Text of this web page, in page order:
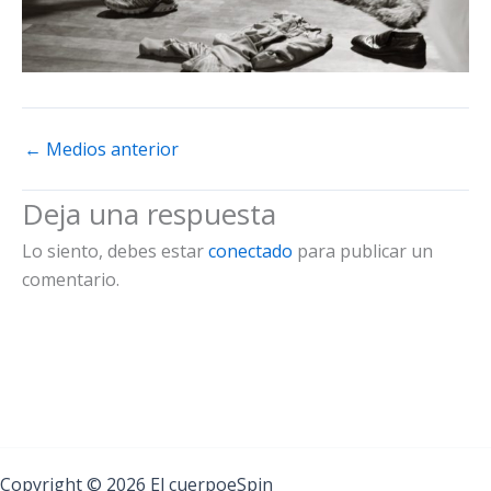
← Medios anterior
Deja una respuesta
Lo siento, debes estarconectado para publicar un
comentario.
Copyright © 2026 El cuerpoeSpin